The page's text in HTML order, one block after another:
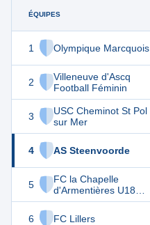
ÉQUIPES
1 Olympique Marcquois
2
Villeneuve d'Ascq
Football Féminin
3
USC Cheminot St Pol
sur Mer
4 AS Steenvoorde
5
FC la Chapelle
d'Armentières U18
Féminines
6
FC Lillers
27 9
20
14 10
13
3